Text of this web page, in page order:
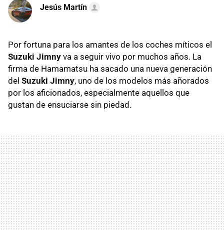
Jesús Martín
Por fortuna para los amantes de los coches míticos el
Suzuki Jimny va a seguir vivo por muchos años. La
firma de Hamamatsu ha sacado una nueva generación
del Suzuki Jimny, uno de los modelos más añorados
por los aficionados, especialmente aquellos que
gustan de ensuciarse sin piedad.